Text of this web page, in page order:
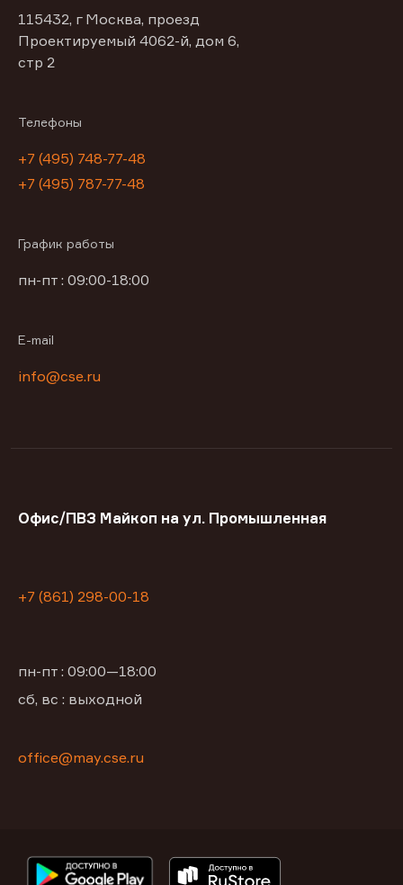
115432, г Москва, проезд
Проектируемый 4062-й, дом 6,
стр 2
Телефоны
+7 (495) 748-77-48
+7 (495) 787-77-48
График работы
пн-пт : 09:00-18:00
E-mail
info@cse.ru
Офис/ПВЗ Майкоп на ул. Промышленная
+7 (861) 298-00-18
пн-пт : 09:00—18:00
сб, вс : выходной
office@may.cse.ru